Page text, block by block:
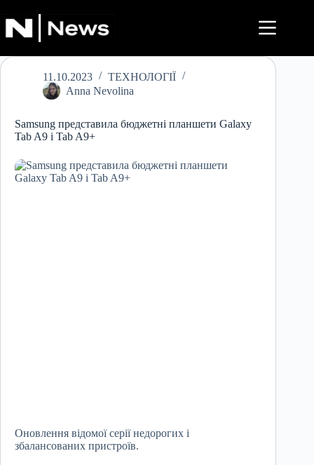
до
вмісту
11.10.2023
ТЕХНОЛОГІЇ
Anna Nevolina
Samsung представила бюджетні планшети Galaxy
Tab A9 і Tab A9+
Оновлення відомої серії недорогих і
збалансованих пристроїв.